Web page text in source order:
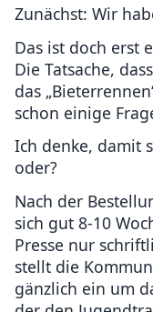
Zunächst: Wir
Das ist doch erst
Die Tatsache,
das
schon einige
Ich denke, damit
oder?
Nach der
sich gut 8-10
Presse nur
stellt die
gänzlich ein um